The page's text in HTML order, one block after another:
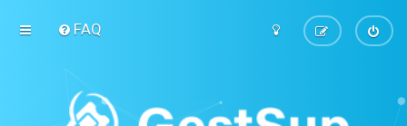
FAQ